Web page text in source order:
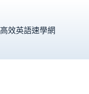
主
高效英語速學網